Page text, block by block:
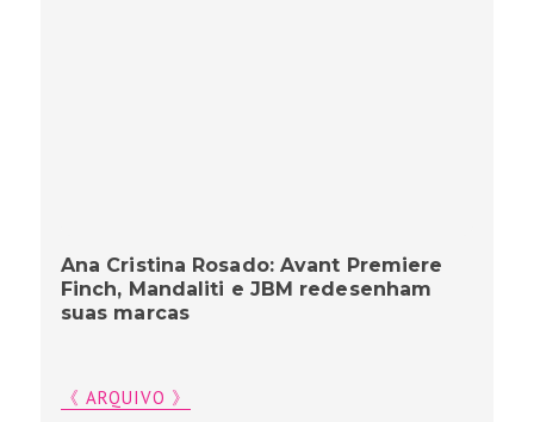
Ana Cristina Rosado: Avant Premiere
Finch, Mandaliti e JBM redesenham
suas marcas
《 ARQUIVO 》